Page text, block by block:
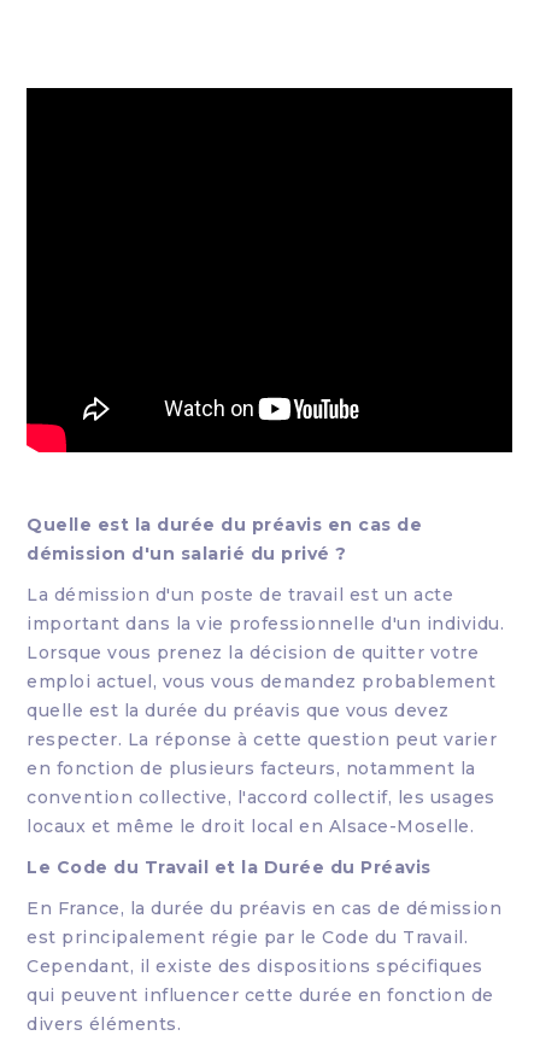
Quelle est la durée du préavis en cas de
démission d'un salarié du privé ?
La démission d'un poste de travail est un acte
important dans la vie professionnelle d'un individu.
Lorsque vous prenez la décision de quitter votre
emploi actuel, vous vous demandez probablement
quelle est la durée du préavis que vous devez
respecter. La réponse à cette question peut varier
en fonction de plusieurs facteurs, notamment la
convention collective, l'accord collectif, les usages
locaux et même le droit local en Alsace-Moselle.
Le Code du Travail et la Durée du Préavis
En France, la durée du préavis en cas de démission
est principalement régie par le Code du Travail.
Cependant, il existe des dispositions spécifiques
qui peuvent influencer cette durée en fonction de
divers éléments.